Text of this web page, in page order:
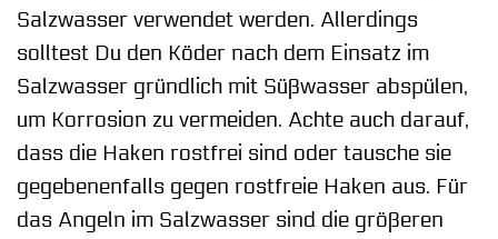
Salzwasser verwendet werden. Allerdings
solltest Du den Köder nach dem Einsatz im
Salzwasser gründlich mit Süßwasser abspülen,
um Korrosion zu vermeiden. Achte auch darauf,
dass die Haken rostfrei sind oder tausche sie
gegebenenfalls gegen rostfreie Haken aus. Für
das Angeln im Salzwasser sind die größeren